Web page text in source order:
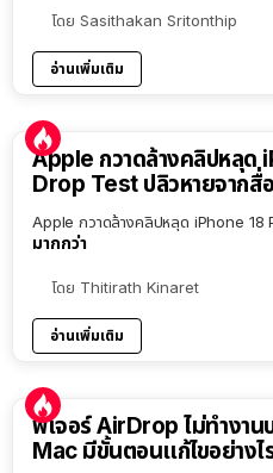
โดย Sasithakan Sritonthip
อ่านเพิ่มเติม
Apple กวาดล้างคลิปหลุด
Drop Test ปลิวหายจากสื่
Apple กวาดล้างคลิปหลุด iPhone 18
มากกว่า
โดย Thitirath Kinaret
อ่านเพิ่มเติม
ฟีเจอร์ AirDrop ไม่ทำงา
Mac มีขั้นตอนแก้ไขอย่างไ